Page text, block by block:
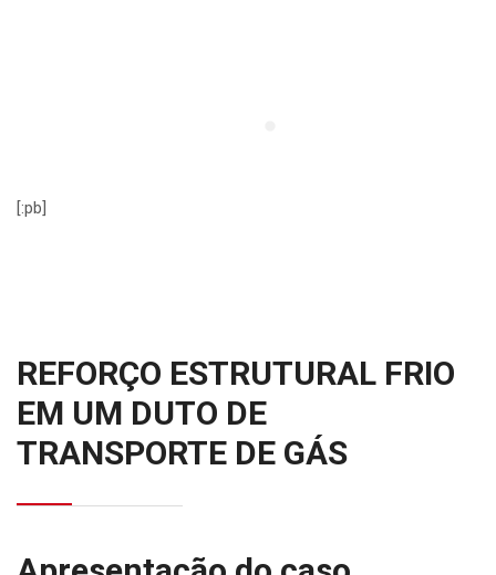
[:pb]
REFORÇO ESTRUTURAL FRIO
EM UM DUTO DE
TRANSPORTE DE GÁS